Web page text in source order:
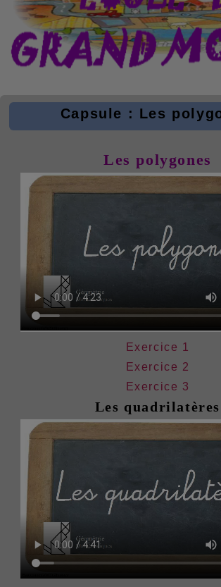
Capsule : Les
Les polygones
Exercice 1
Exercice 2
Exercice 3
Les quadrilatères